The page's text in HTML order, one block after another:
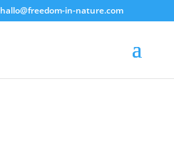
hallo@freedom-in-nature.com